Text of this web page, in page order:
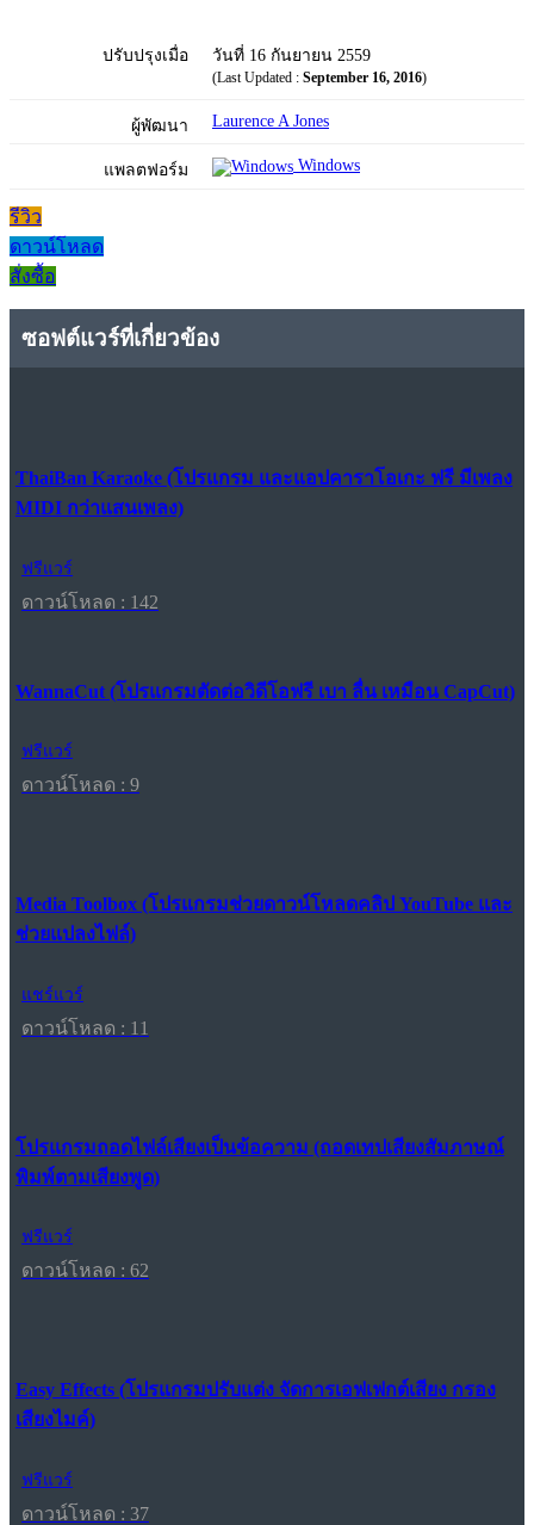
ปรับปรุงเมื่อ วันที่ 16 กันยายน 2559
(Last Updated : September 16, 2016)
ผู้พัฒนา Laurence A Jones
แพลตฟอร์ม Windows
รีวิว
ดาวน์โหลด
สั่งซื้อ
ซอฟต์แวร์ที่เกี่ยวข้อง
ThaiBan Karaoke (โปรแกรม และแอปคาราโอเกะ ฟรี มีเพลง
MIDI กว่าแสนเพลง)
ฟรีแวร์
ดาวน์โหลด : 142
WannaCut (โปรแกรมตัดต่อวิดีโอฟรี เบา ลื่น เหมือน CapCut)
ฟรีแวร์
ดาวน์โหลด : 9
Media Toolbox (โปรแกรมช่วยดาวน์โหลดคลิป YouTube และ
ช่วยแปลงไฟล์)
แชร์แวร์
ดาวน์โหลด : 11
โปรแกรมถอดไฟล์เสียงเป็นข้อความ (ถอดเทปเสียงสัมภาษณ์
พิมพ์ตามเสียงพูด)
ฟรีแวร์
ดาวน์โหลด : 62
Easy Effects (โปรแกรมปรับแต่ง จัดการเอฟเฟกต์เสียง กรอง
เสียงไมค์)
ฟรีแวร์
ดาวน์โหลด : 37